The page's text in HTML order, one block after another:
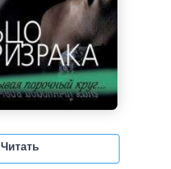
Читать